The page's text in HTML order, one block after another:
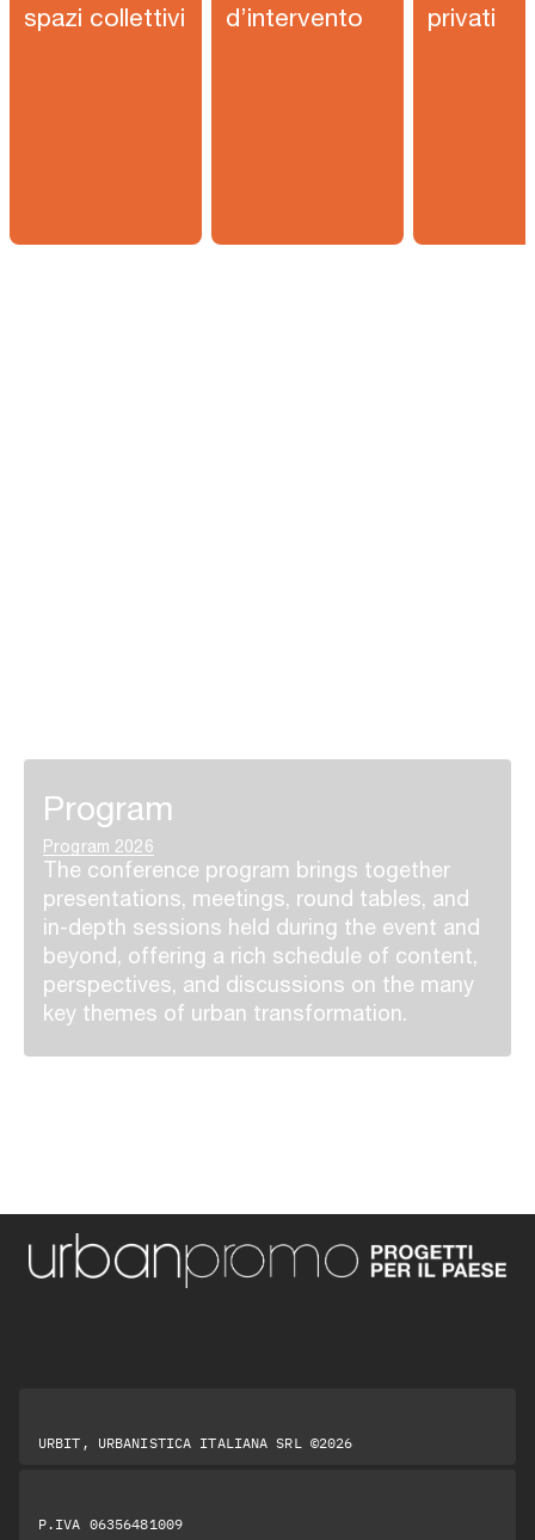
spazi collettivi
d’intervento
privati
Program
Program 2026
The conference program brings together
presentations, meetings, round tables, and
in-depth sessions held during the event and
beyond, offering a rich schedule of content,
perspectives, and discussions on the many
key themes of urban transformation.
URBIT, URBANISTICA ITALIANA SRL ©2026
P.IVA 06356481009